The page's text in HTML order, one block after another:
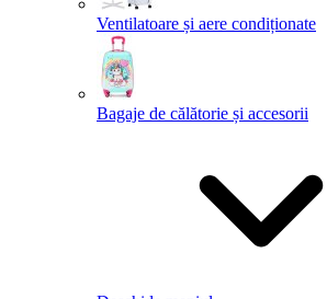
Ventilatoare și aere condiționate
Bagaje de călătorie și accesorii